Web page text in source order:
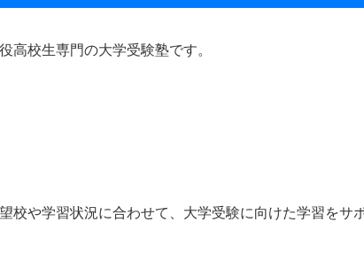
高校生専門の大学受験塾です。
校や学習状況に合わせて、大学受験に向けた学習をサ